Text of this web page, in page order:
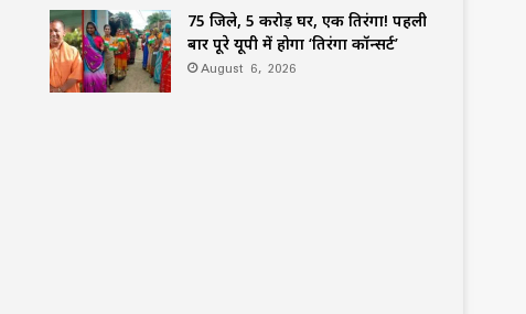
75 जिले, 5 करोड़ घर, एक तिरंगा! पहली
बार पूरे यूपी में होगा ‘तिरंगा कॉन्सर्ट’
August 6, 2026